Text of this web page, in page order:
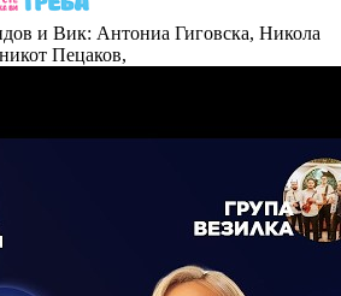
и Вик: Антониа Гиговска, Никола
Пецаков,